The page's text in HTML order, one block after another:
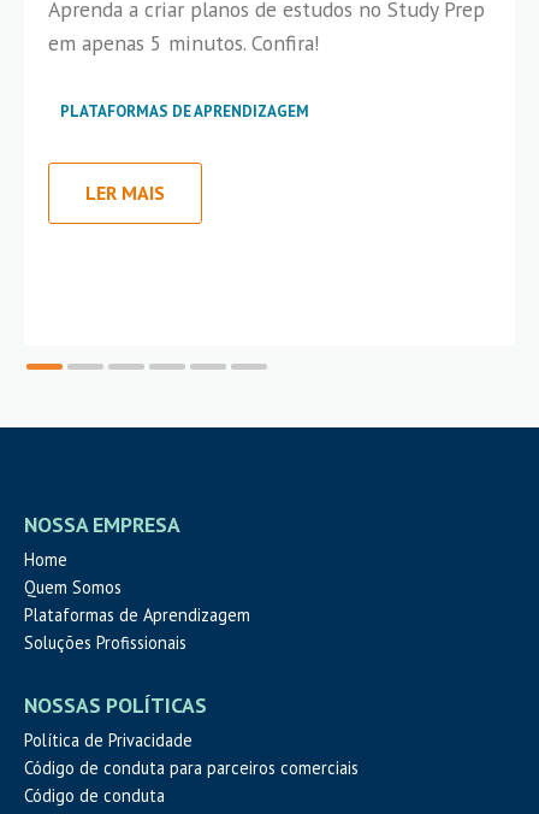
Aprenda a criar planos de estudos no Study Prep
em apenas 5 minutos. Confira!
PLATAFORMAS DE APRENDIZAGEM
LER MAIS
NOSSA EMPRESA
Home
Quem Somos
Plataformas de Aprendizagem
Soluções Profissionais
NOSSAS POLÍTICAS
Política de Privacidade
Código de conduta para parceiros comerciais
Código de conduta